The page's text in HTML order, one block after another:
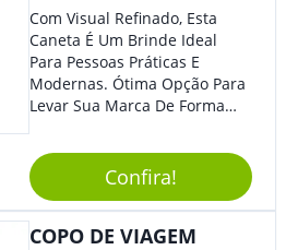
Feiras De Negócios.
Com Visual Refinado, Esta
Caneta É Um Brinde Ideal
Para Pessoas Práticas E
Modernas. Ótima Opção Para
Levar Sua Marca De Forma
Sua Empresa Em Eventos,
Reuniões Corporativas Ou Até
Mesmo Para Presentear
Colaboradores E Parceiros De
Sua Empresa.
Confira!
COPO DE VIAGEM